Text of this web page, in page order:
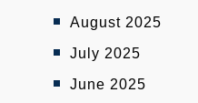
August 2025
July 2025
June 2025